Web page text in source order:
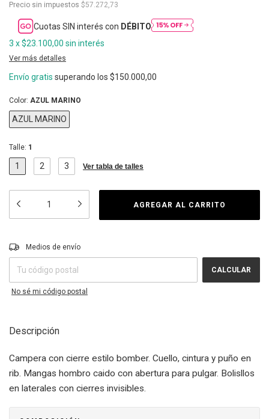
Precio sin impuestos $57.272,73
Cuotas SIN interés con DÉBITO
3 x$23.100,00 sin interés
Ver más detalles
Envío gratis superando los $150.000,00
Color: AZUL MARINO
AZUL MARINO
Talle: 1
1 2 3 Ver tabla de talles
Entregas para el CP:
Medios de envío
CALCULAR
No sé mi código postal
Descripción
Campera con cierre estilo bomber. Cuello, cintura y puño en
rib. Mangas hombro caido con abertura para pulgar. Bolisllos
en laterales con cierres invisibles.